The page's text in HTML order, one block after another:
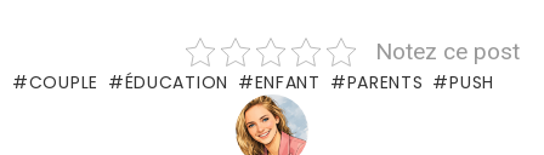
Notez ce post
COUPLE ÉDUCATION ENFANT PARENTS PUSH